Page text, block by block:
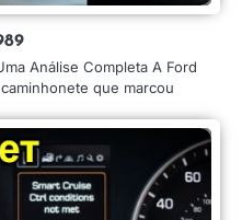
Análise Completa A Ford
que marcou